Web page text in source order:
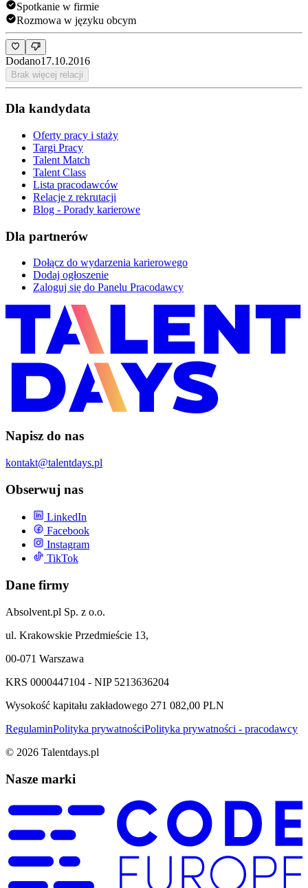
Spotkanie w firmie
Rozmowa w języku obcym
Dodano17.10.2016
Brak więcej relacji
Dla kandydata
Oferty pracy i staży
Targi Pracy
Talent Match
Talent Class
Lista pracodawców
Relacje z rekrutacji
Blog - Porady karierowe
Dla partnerów
Dołącz do wydarzenia karierowego
Dodaj ogłoszenie
Zaloguj się do Panelu Pracodawcy
Napisz do nas
kontakt@talentdays.pl
Obserwuj nas
LinkedIn
Facebook
Instagram
TikTok
Dane firmy
Absolvent.pl Sp. z o.o.
ul. Krakowskie Przedmieście 13,
00-071 Warszawa
KRS 0000447104 - NIP 5213636204
Wysokość kapitału zakładowego 271 082,00 PLN
RegulaminPolityka prywatnościPolityka prywatności - pracodawcy
© 2026 Talentdays.pl
Nasze marki